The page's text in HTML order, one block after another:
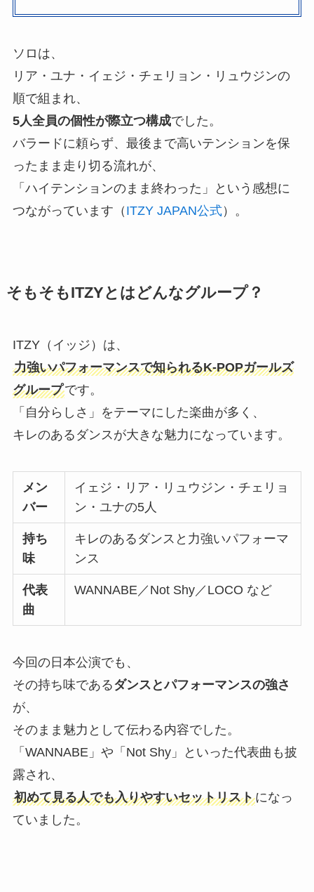
ソロは、
リア・ユナ・イェジ・チェリョン・リュウジンの
順で組まれ、
5人全員の個性が際立つ構成でした。
バラードに頼らず、最後まで高いテンションを保
ったまま走り切る流れが、
「ハイテンションのまま終わった」という感想に
つながっています（ ITZY JAPAN公式）。
そもそもITZYとはどんなグループ？
ITZY（イッジ）は、
力強いパフォーマンスで知られるK-POPガールズ
グループです。
「自分らしさ」をテーマにした楽曲が多く、
キレのあるダンスが大きな魅力になっています。
メン
バー
イェジ・リア・リュウジン・チェリョ
ン・ユナの5人
持ち
味
キレのあるダンスと力強いパフォーマ
ンス
代表
曲
WANNABE／Not Shy／LOCO など
今回の日本公演でも、
その持ち味であるダンスとパフォーマンスの強さ
が、
そのまま魅力として伝わる内容でした。
「WANNABE」や「Not Shy」といった代表曲も披
露され、
初めて見る人でも入りやすいセットリストになっ
ていました。